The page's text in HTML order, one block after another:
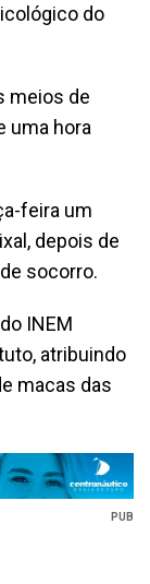
do
meios de
uma hora
feira um
depois de
socorro.
INEM
atribuindo
macas das
PUB